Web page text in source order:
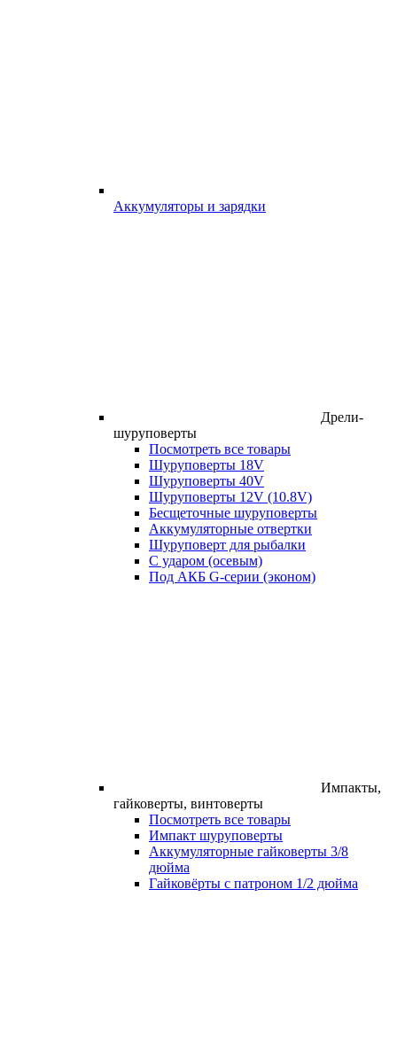
Аккумуляторы и зарядки
Дрели-
шуруповерты
Посмотреть все товары
Шуруповерты 18V
Шуруповерты 40V
Шуруповерты 12V (10.8V)
Бесщеточные шуруповерты
Аккумуляторные отвертки
Шуруповерт для рыбалки
С ударом (осевым)
Под АКБ G-серии (эконом)
Импакты,
гайковерты, винтоверты
Посмотреть все товары
Импакт шуруповерты
Аккумуляторные гайковерты 3/8
дюйма
Гайковёрты с патроном 1/2 дюйма